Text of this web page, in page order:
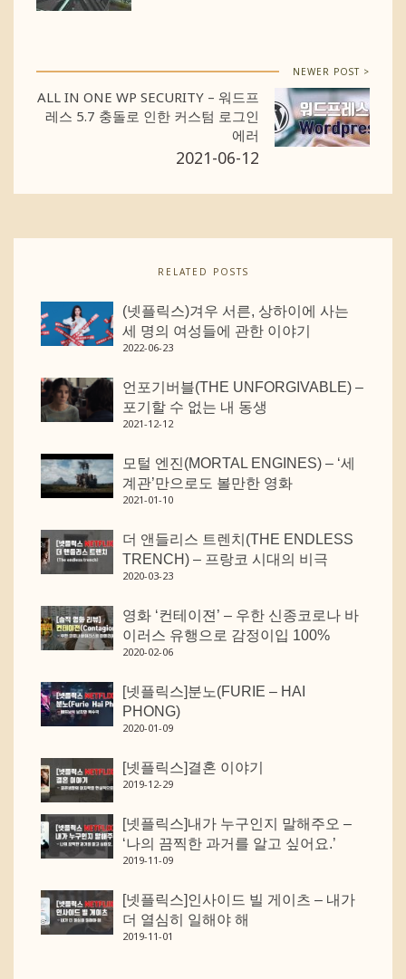
NEWER POST >
ALL IN ONE WP SECURITY – 워드프
레스 5.7 충돌로 인한 커스텀 로그인
에러
2021-06-12
RELATED POSTS
(넷플릭스)겨우 서른, 상하이에 사는
세 명의 여성들에 관한 이야기
2022-06-23
언포기버블(THE UNFORGIVABLE) –
포기할 수 없는 내 동생
2021-12-12
모털 엔진(MORTAL ENGINES) – ‘세
계관’만으로도 볼만한 영화
2021-01-10
더 앤들리스 트렌치(THE ENDLESS
TRENCH) – 프랑코 시대의 비극
2020-03-23
영화 ‘컨테이젼’ – 우한 신종코로나 바
이러스 유행으로 감정이입 100%
2020-02-06
[넷플릭스]분노(FURIE – HAI
PHONG)
2020-01-09
[넷플릭스]결혼 이야기
2019-12-29
[넷플릭스]내가 누구인지 말해주오 –
‘나의 끔찍한 과거를 알고 싶어요.’
2019-11-09
[넷플릭스]인사이드 빌 게이츠 – 내가
더 열심히 일해야 해
2019-11-01